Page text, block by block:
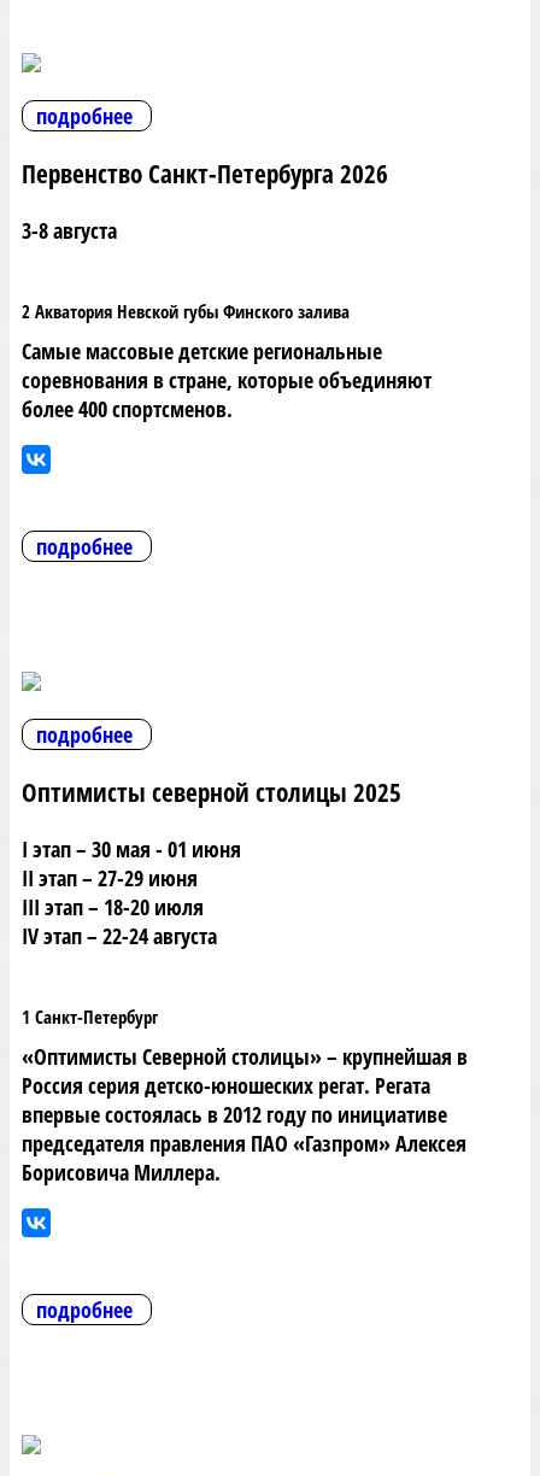
подробнее
Первенство Санкт-Петербурга 2026
3-8 августа
2 Акватория Невской губы Финского залива
Самые массовые детские региональные
соревнования в стране, которые объединяют
более 400 спортсменов.
подробнее
подробнее
Оптимисты северной столицы 2025
I этап – 30 мая - 01 июня
II этап – 27-29 июня
III этап – 18-20 июля
IV этап – 22-24 августа
1 Санкт-Петербург
«Оптимисты Северной столицы» – крупнейшая в
Россия серия детско-юношеских регат. Регата
впервые состоялась в 2012 году по инициативе
председателя правления ПАО «Газпром» Алексея
Борисовича Миллера.
подробнее